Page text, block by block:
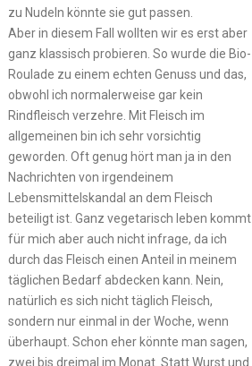
zu Nudeln könnte sie gut passen.
Aber in diesem Fall wollten wir es erst aber
ganz klassisch probieren. So wurde die Bio-
Roulade zu einem echten Genuss und das,
obwohl ich normalerweise gar kein
Rindfleisch verzehre. Mit Fleisch im
allgemeinen bin ich sehr vorsichtig
geworden. Oft genug hört man ja in den
Nachrichten von irgendeinem
Lebensmittelskandal an dem Fleisch
beteiligt ist. Ganz vegetarisch leben kommt
für mich aber auch nicht infrage, da ich
durch das Fleisch einen Anteil in meinem
täglichen Bedarf abdecken kann. Nein,
natürlich es sich nicht täglich Fleisch,
sondern nur einmal in der Woche, wenn
überhaupt. Schon eher könnte man sagen,
zwei bis dreimal im Monat. Statt Wurst und